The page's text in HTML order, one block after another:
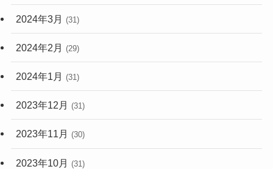
2024年3月 (31)
2024年2月 (29)
2024年1月 (31)
2023年12月 (31)
2023年11月 (30)
2023年10月 (31)